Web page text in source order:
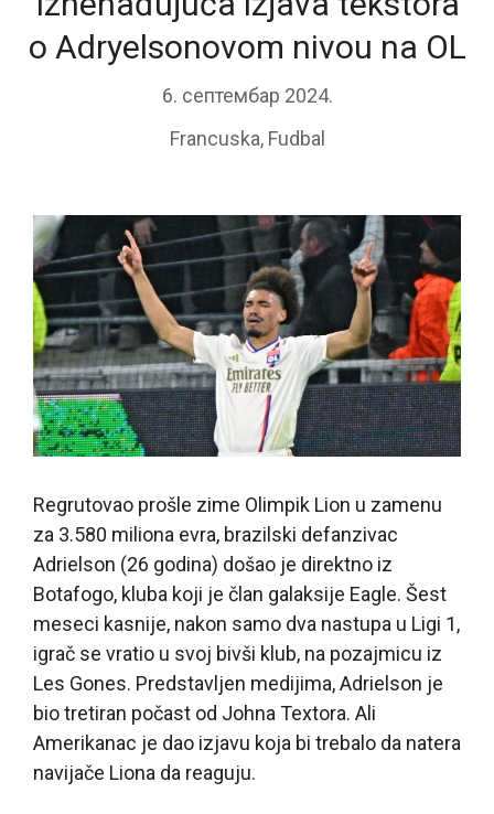
o Adryelsonovom nivou na OL
6. септембар 2024.
Francuska, Fudbal
Regrutovao prošle zime Olimpik Lion u zamenu
za 3.580 miliona evra, brazilski defanzivac
Adrielson (26 godina) došao je direktno iz
Botafogo, kluba koji je član galaksije Eagle. Šest
meseci kasnije, nakon samo dva nastupa u Ligi 1,
igrač se vratio u svoj bivši klub, na pozajmicu iz
Les Gones. Predstavljen medijima, Adrielson je
bio tretiran počast od Johna Textora. Ali
Amerikanac je dao izjavu koja bi trebalo da natera
navijače Liona da reaguju.